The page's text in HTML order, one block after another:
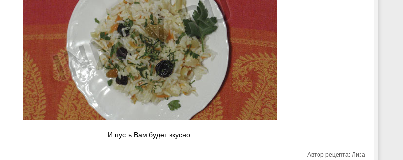
И пусть Вам будет вкусно!
Автор рецепта: Лиза